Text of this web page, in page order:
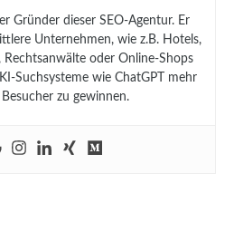
Gründer dieser SEO-Agentur. Er
Unternehmen, wie z.B. Hotels,
Rechtsanwälte oder Online-Shops
Suchsysteme wie ChatGPT mehr
zu gewinnen.